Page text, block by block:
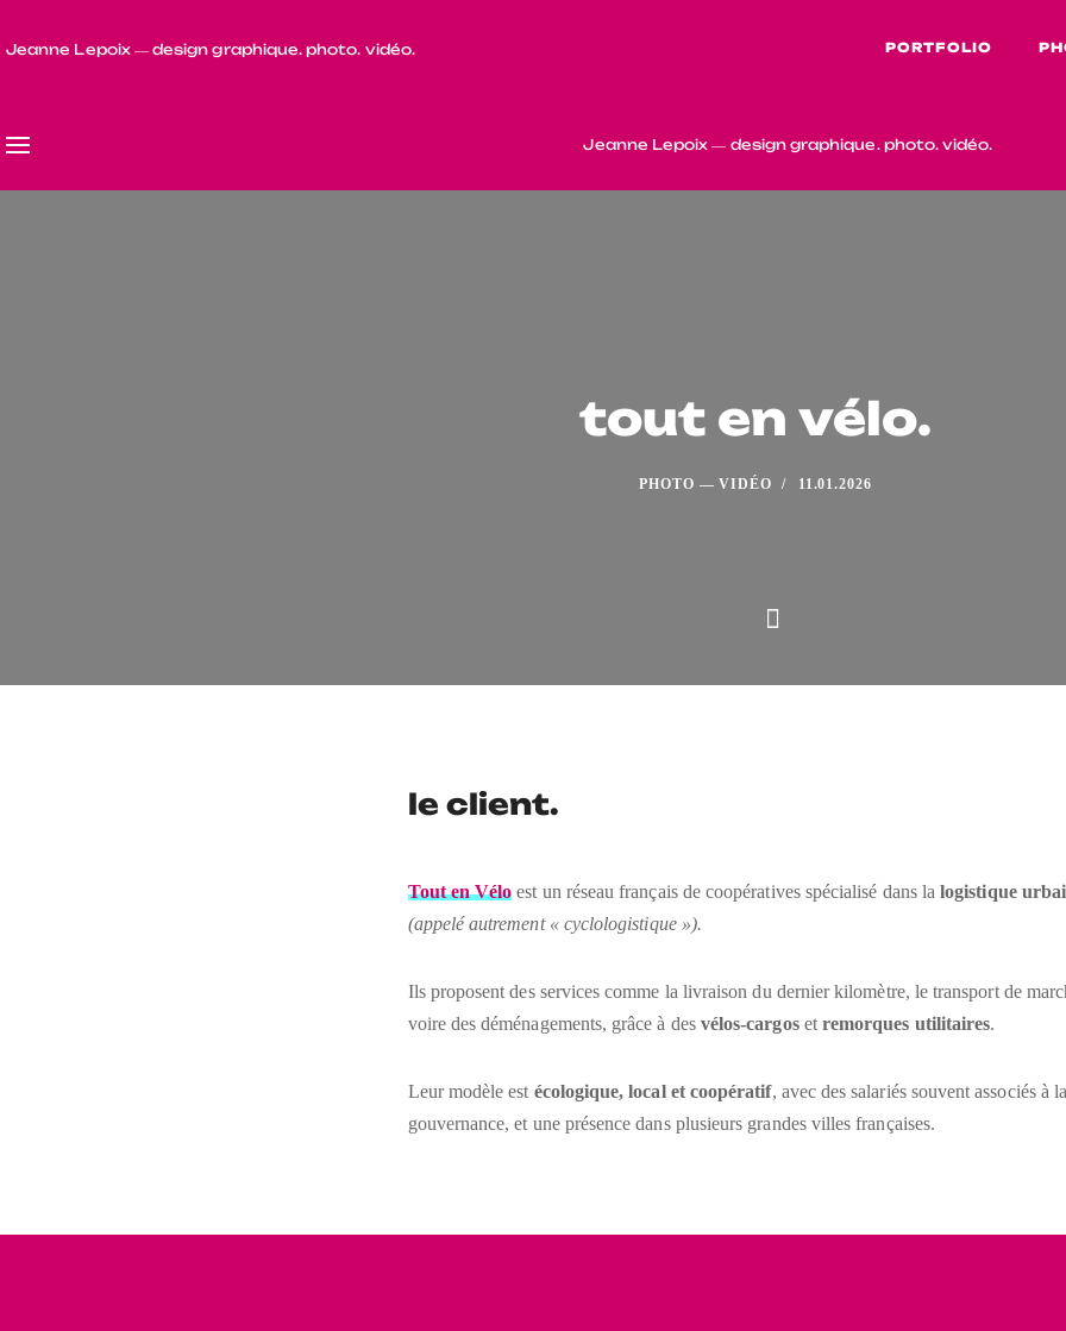
Jeanne Lepoix ― design graphique. photo. vidéo. PORTFOLIO
Jeanne Lepoix ― design graphique. photo. vidéo.
tout en vélo.
PHOTO ― VIDÉO 11.01.2026
le client.
Tout en Vélo est un réseau français de coopératives spécialisé dans lalogistique
(appelé autrement « cyclologistique »).
Ils proposent des services comme la livraison du dernier kilomètre, le transport de
voire des déménagements, grâce à des vélos-cargoset remorques utilitaires.
Leur modèle est écologique, local et coopératif, avec des salariés souvent associés à la
gouvernance, et une présence dans plusieurs grandes villes françaises.